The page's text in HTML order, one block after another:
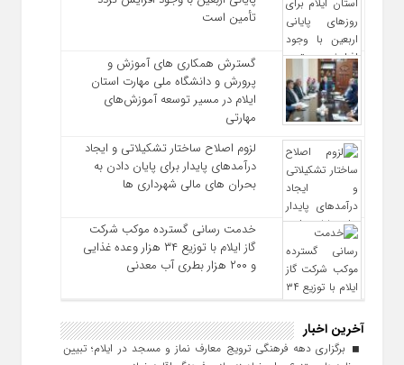
تأمین است
گسترش همکاری‌ های آموزش و
پرورش و دانشگاه ملی مهارت استان
ایلام در مسیر توسعه آموزش‌های
مهارتی
لزوم اصلاح ساختار تشکیلاتی و ایجاد
درآمدهای پایدار برای پایان دادن به
بحران‌ های مالی شهرداری‌ ها
خدمت رسانی گسترده موکب شرکت
گاز ایلام با توزیع ۳۴ هزار وعده غذایی
و ۲۰۰ هزار بطری آب معدنی
آخرین اخبار
برگزاری دهه فرهنگی ترویج معارف نماز و مسجد در ایلام؛ تبیین